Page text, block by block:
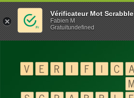
Vérificateur Mot Scrabble
Fabien M
Gratuitundefined